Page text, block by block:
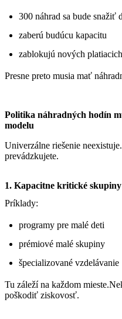
300 náhrad sa bude snažiť
zaberú budúcu kapacitu
zablokujú nových
Presne preto musia mať
Politika náhradných hodín
modelu
Univerzálne riešenie
prevádzkujete.
1. Kapacitne kritické
Príklady:
programy pre malé deti
prémiové malé skupiny
špecializované vzdelávanie
Tu záleží na každom
poškodiť ziskovosť.